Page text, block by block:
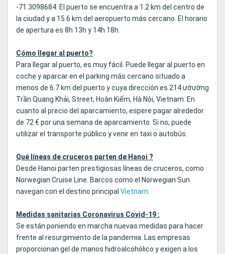
-71.3098684. El puerto se encuentra a 1.2 km del centro de
la ciudad y a 15.6 km del aeropuerto más cercano. El horario
de apertura es 8h 13h y 14h 18h.
Cómo llegar al puerto?
Para llegar al puerto, es muy fácil. Puede llegar al puerto en
coche y aparcar en el parking más cercano situado a
menos de 6.7 km del puerto y cuya dirección es 214 ườường
Trần Quang Khải, Street, Hoàn Kiếm, Hà Nội, Vietnam. En
cuanto al precio del aparcamiento, espere pagar alrededor
de 72 € por una semana de aparcamiento. Si no, puede
utilizar el transporte público y venir en taxi o autobús.
Qué líneas de cruceros parten de Hanoi ?
Desde Hanoi parten prestigiosas líneas de cruceros, como
Norwegian Cruise Line. Barcos como el Norwegian Sun
navegan con el destino principal Vietnam.
Medidas sanitarias Coronavirus Covid-19 :
Se están poniendo en marcha nuevas medidas para hacer
frente al resurgimiento de la pandemia. Las empresas
proporcionan gel de manos hidroalcohólico y exigen a los